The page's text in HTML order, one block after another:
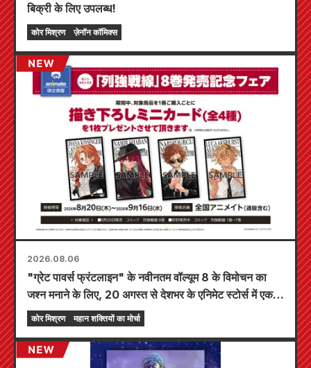
बिक्री के लिए उपलब्ध!
कोर मिश्रण ज़ेनॉन कॉमिक्स
2026.08.06
"ग्रेट पावर्स फ्रंटलाइन" के नवीनतम वॉल्यूम 8 के विमोचन का
जश्न मनाने के लिए, 20 अगस्त से देशभर के एनिमेट स्टोर्स में एक
सीमित समय का मेला आयोजित किया जाएगा, जहाँ आप एक विशेष
रूप से डिज़ाइन किया गया मिनी कार्ड (कुल 4 प्रकार) प्राप्त कर
सकते हैं!
कोर मिश्रण महान शक्तियों का मोर्चा